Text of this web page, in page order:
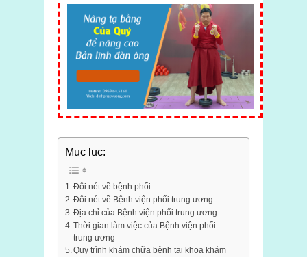
Mục lục:
Đôi nét về bệnh phổi
Đôi nét về Bệnh viện phổi trung ương
Địa chỉ của Bệnh viện phổi trung ương
Thời gian làm việc của Bệnh viện phổi
trung ương
Quy trình khám chữa bệnh tại khoa khám